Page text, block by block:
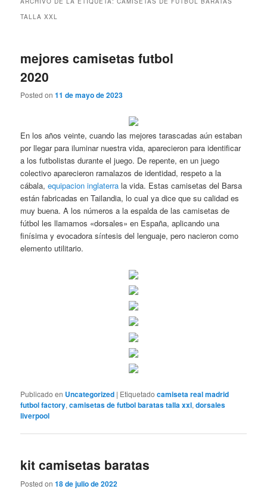
TALLA XXL
mejores camisetas futbol
2020
Posted on11 de mayo de 2023
En los años veinte, cuando las mejores tarascadas aún estaban
por llegar para iluminar nuestra vida, aparecieron para identificar
a los futbolistas durante el juego. De repente, en un juego
colectivo aparecieron ramalazos de identidad, respeto a la
cábala,equipacion inglaterra la vida. Estas camisetas del Barsa
están fabricadas en Tailandia, lo cual ya dice que su calidad es
muy buena. A los números a la espalda de las camisetas de
fútbol les llamamos «dorsales» en España, aplicando una
finísima y evocadora síntesis del lenguaje, pero nacieron como
elemento utilitario.
Publicado en Uncategorized | Etiquetado camiseta real madrid
futbol factory,camisetas de futbol baratas talla xxl,dorsales
liverpool
kit camisetas baratas
Posted on18 de julio de 2022